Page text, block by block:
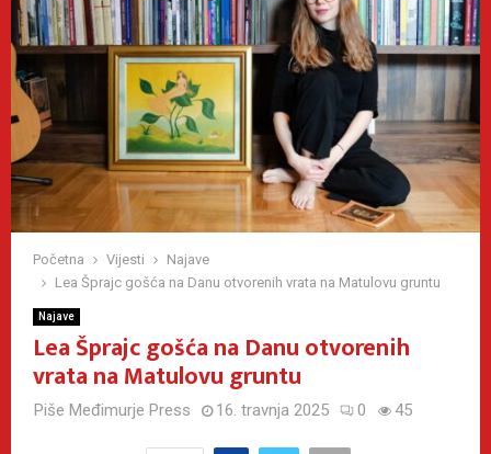
Početna Vijesti
Najave
Lea Šprajc gošća na Danu otvorenih vrata na Matulovu gruntu
Najave
Lea Šprajc gošća na Danu otvorenih
vrata na Matulovu gruntu
Piše Međimurje Press 16. travnja 2025 0 45